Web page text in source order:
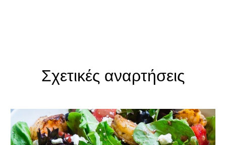
Σχετικές αναρτήσεις